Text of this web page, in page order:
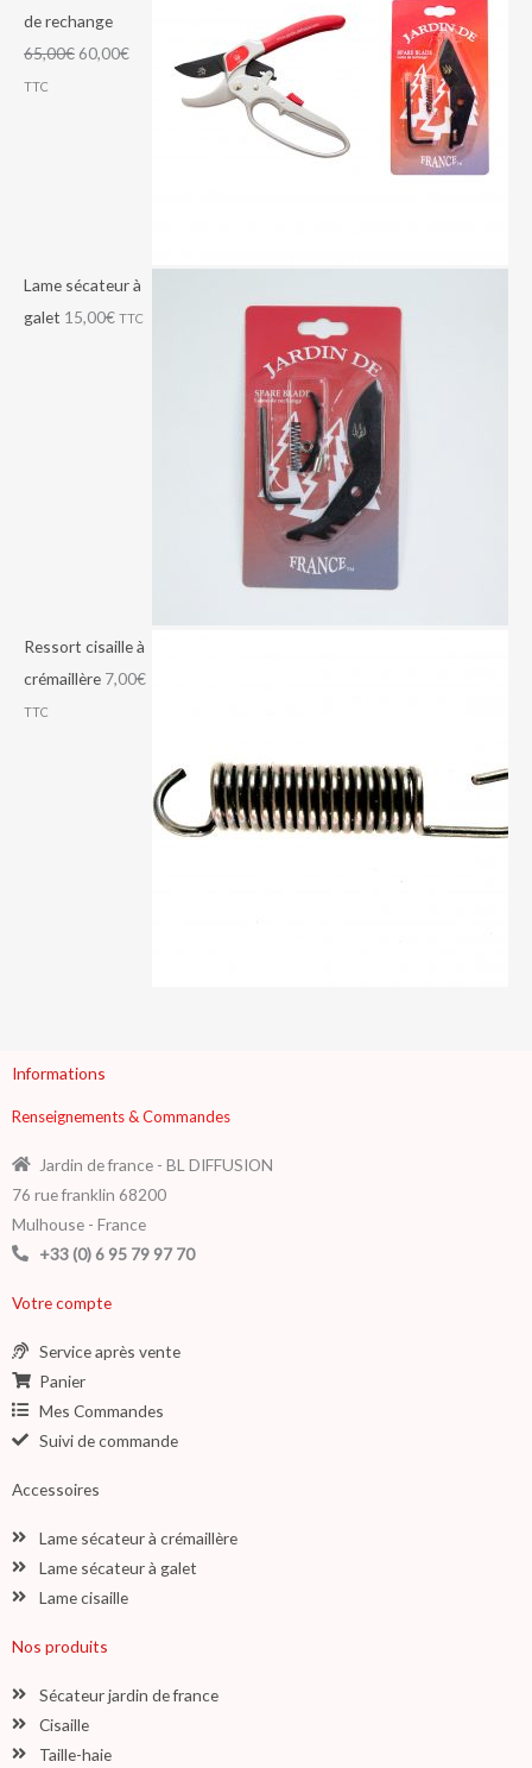
de rechange
65,00€ 60,00€
TTC
Lame sécateur à
galet 15,00€ TTC
Ressort cisaille à
crémaillère 7,00€
TTC
Informations
Renseignements & Commandes
Jardin de france - BL DIFFUSION
76 rue franklin 68200
Mulhouse - France
+33 (0) 6 95 79 97 70
Votre compte
Service après vente
Panier
Mes Commandes
Suivi de commande
Accessoires
Lame sécateur à crémaillère
Lame sécateur à galet
Lame cisaille
Nos produits
Sécateur jardin de france
Cisaille
Taille-haie